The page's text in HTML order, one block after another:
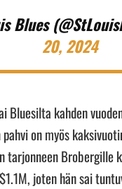
Blues
20, 2024
Bluesilta kahden
on myös
tarjonneen Brobergille
joten hän sai